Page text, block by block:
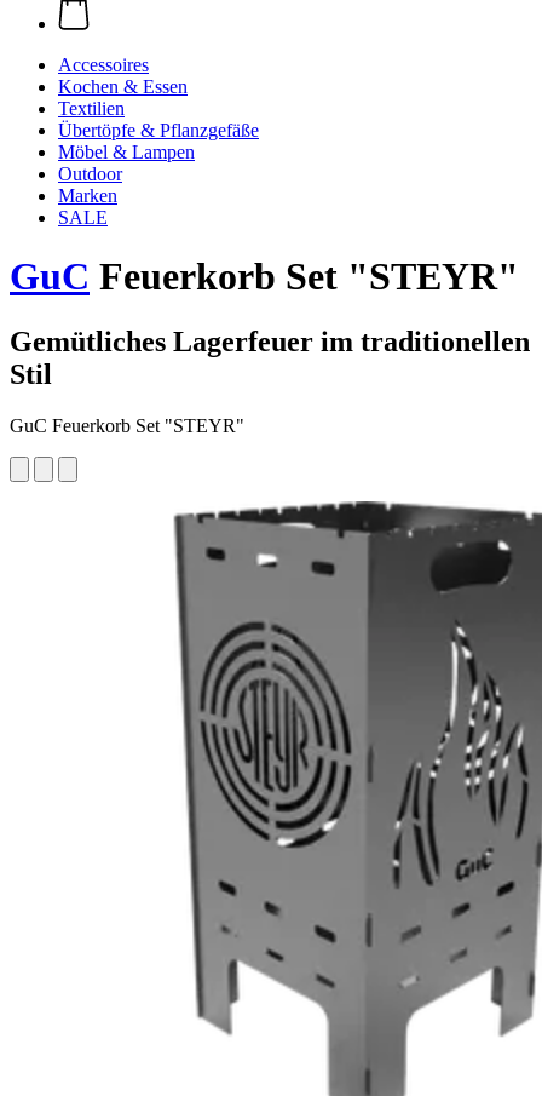
Accessoires
Kochen & Essen
Textilien
Übertöpfe & Pflanzgefäße
Möbel & Lampen
Outdoor
Marken
SALE
GuC Feuerkorb Set "STEYR"
Gemütliches Lagerfeuer im traditionellen
Stil
GuC Feuerkorb Set "STEYR"